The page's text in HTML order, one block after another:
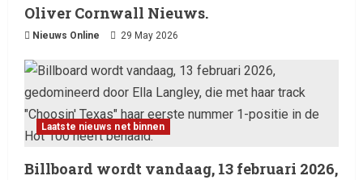
Oliver Cornwall Nieuws.
Nieuws Online 29 May 2026
Laatste nieuws net binnen
Billboard wordt vandaag, 13 februari 2026,